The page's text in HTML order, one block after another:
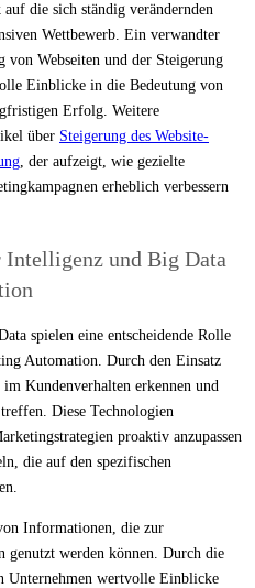
die sich ständig verändernden
Wettbewerb. Ein verwandter
Webseiten und der Steigerung
Einblicke in die Bedeutung von
Erfolg. Weitere
über Steigerung des Website-
, der aufzeigt, wie gezielte
erheblich verbessern
und Big Data
spielen eine entscheidende Rolle
Automation. Durch den Einsatz
Kundenverhalten erkennen und
Diese Technologien
proaktiv anzupassen
die auf den spezifischen
Informationen, die zur
genutzt werden können. Durch die
Unternehmen wertvolle Einblicke